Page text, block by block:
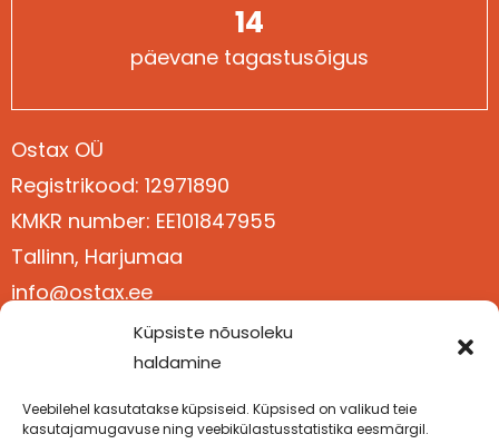
Küpsiste nõusoleku
haldamine
Veebilehel kasutatakse küpsiseid. Küpsised on valikud teie
kasutajamugavuse ning veebikülastusstatistika eesmärgil.
14
päevane tagastusõigus
Kontaktid
Ostax OÜ
Registrikood: 12971890
KMKR number: EE101847955
Tallinn, Harjumaa
info@ostax.ee
+372 5377 3611
Ostutingimused
Järelmaks